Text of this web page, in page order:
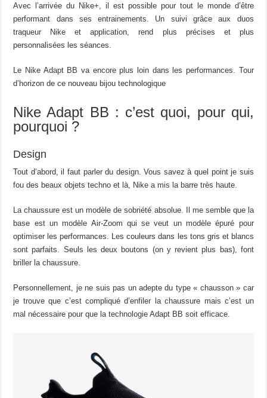
Avec l’arrivée du Nike+, il est possible pour tout le monde d’être
performant dans ses entrainements. Un suivi grâce aux duos
traqueur Nike et application, rend plus précises et plus
personnalisées les séances.
Le Nike Adapt BB va encore plus loin dans les performances. Tour
d’horizon de ce nouveau bijou technologique
Nike Adapt BB : c’est quoi, pour qui,
pourquoi ?
Design
Tout d’abord, il faut parler du design. Vous savez à quel point je suis
fou des beaux objets techno et là, Nike a mis la barre très haute.
La chaussure est un modèle de sobriété absolue. Il me semble que la
base est un modèle Air-Zoom qui se veut un modèle épuré pour
optimiser les performances. Les couleurs dans les tons gris et blancs
sont parfaits. Seuls les deux boutons (on y revient plus bas), font
briller la chaussure.
Personnellement, je ne suis pas un adepte du type « chausson » car
je trouve que c’est compliqué d’enfiler la chaussure mais c’est un
mal nécessaire pour que la technologie Adapt BB soit efficace.